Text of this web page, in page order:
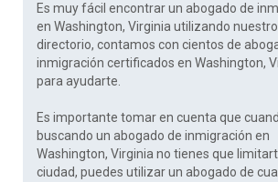
Es muy fácil encontrar un abogado de
en Washington, Virginia utilizando nuestro
directorio, contamos con cientos de
inmigración certificados en Washington,
para ayudarte.
Es importante tomar en cuenta que
buscando un abogado de inmigración en
Washington, Virginia no tienes que
ciudad, puedes utilizar un abogado de